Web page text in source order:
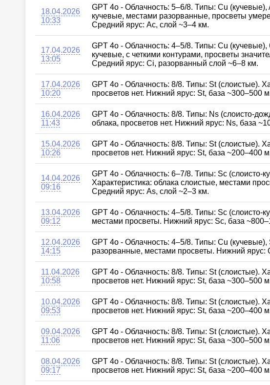
18.04.2026
10:33
GPT 4o - Облачность: 5–6/8. Типы: Cu
кучевые, местами разорванные, просветы
Средний ярус: Ac, слой ~3–4 км.
17.04.2026
13:05
GPT 4o - Облачность: 4–5/8. Типы: Cu (кучевые),
кучевые, с четкими контурами, просветы
Средний ярус: Ci, разорванный слой ~6–8 км.
17.04.2026
10:20
GPT 4o - Облачность: 8/8. Типы: St (слоистые).
просветов нет. Нижний ярус: St, база ~300–500
16.04.2026
11:43
GPT 4o - Облачность: 8/8. Типы: Ns (слоисто-
облака, просветов нет. Нижний ярус: Ns, база
15.04.2026
10:26
GPT 4o - Облачность: 8/8. Типы: St (слоистые).
просветов нет. Нижний ярус: St, база ~200–400
14.04.2026
09:16
GPT 4o - Облачность: 6–7/8. Типы: Sc (слоисто-
Характеристика: облака слоистые, местами
Средний ярус: As, слой ~2–3 км.
13.04.2026
09:12
GPT 4o - Облачность: 4–5/8. Типы: Sc (слоисто-
местами просветы. Нижний ярус: Sc, база
12.04.2026
14:15
GPT 4o - Облачность: 4–5/8. Типы: Cu (кучевые),
разорванные, местами просветы. Нижний ярус:
11.04.2026
10:58
GPT 4o - Облачность: 8/8. Типы: St (слоистые).
просветов нет. Нижний ярус: St, база ~300–500
10.04.2026
09:53
GPT 4o - Облачность: 8/8. Типы: St (слоистые).
просветов нет. Нижний ярус: St, база ~200–400
09.04.2026
11:06
GPT 4o - Облачность: 8/8. Типы: St (слоистые).
просветов нет. Нижний ярус: St, база ~300–500
08.04.2026
09:17
GPT 4o - Облачность: 8/8. Типы: St (слоистые).
просветов нет. Нижний ярус: St, база ~200–400